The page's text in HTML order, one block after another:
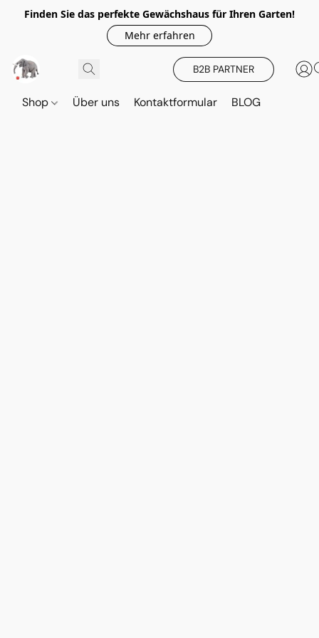
Finden Sie das perfekte Gewächshaus für Ihren Garten!
Mehr erfahren
B2B PARTNER
Shop Über uns Kontaktformular BLOG